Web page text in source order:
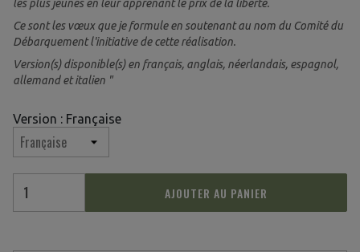
les plus jeunes en leur apprenant le prix de la liberté.
Ce sont les vœux que je formule en soutenant au nom du Comité du
Débarquement l'initiative de cette réalisation.
Version(s) disponible(s) en français, anglais, néerlandais, espagnol,
allemand et italien "
Version : Française
AJOUTER AU PANIER